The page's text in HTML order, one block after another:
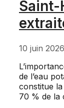
Saint-
10 juin 2026
de l’eau
constitue
70 % de la